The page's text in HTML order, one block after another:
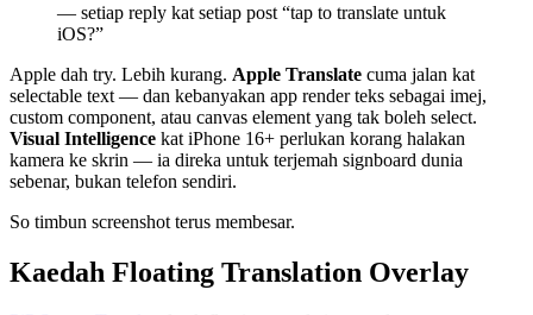
— setiap reply kat setiap post “tap to translate untuk
iOS?”
Apple dah try. Lebih kurang. Apple Translate cuma jalan kat
selectable text — dan kebanyakan app render teks sebagai imej,
custom component, atau canvas element yang tak boleh select.
Visual Intelligence kat iPhone 16+ perlukan korang halakan
kamera ke skrin — ia direka untuk terjemah signboard dunia
sebenar, bukan telefon sendiri.
So timbun screenshot terus membesar.
Kaedah Floating Translation Overlay